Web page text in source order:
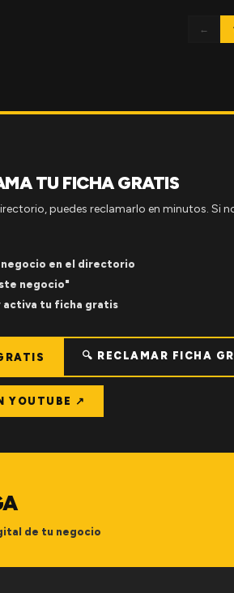
←
TU FICHA GRATIS
puedes reclamarlo en minutos. Si
negocio en el directorio
negocio"
tu ficha gratis
🔍 RECLAMAR FICHA
YOUTUBE ↗
de tu negocio